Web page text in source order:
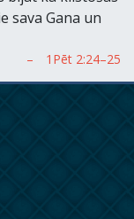
sava Gana un